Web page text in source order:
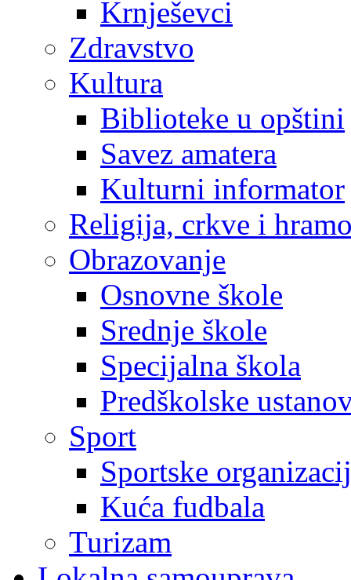
Krnješevci
Zdravstvo
Kultura
Biblioteke u opštini
Savez amatera
Kulturni informator
Religija, crkve i
Obrazovanje
Osnovne škole
Srednje škole
Specijalna škola
Predškolske
Sport
Sportske
Kuća fudbala
Turizam